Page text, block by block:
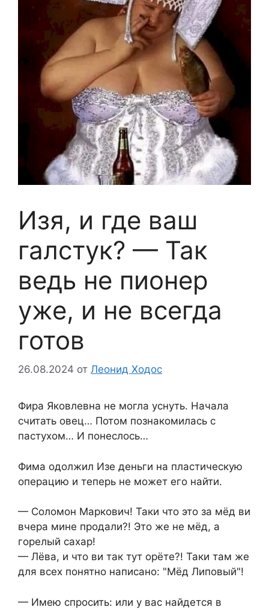
Изя, и где ваш
галстук? — Так
ведь не пионер
уже, и не всегда
готов
26.08.2024 от Леонид Ходос
Фира Яковлевна не могла уснуть. Начала
считать овец… Потом познакомилась с
пастухом… И понеслось…
Фима одолжил Изе деньги на пластическую
операцию и теперь не может его найти.
— Соломон Маркович! Таки что это за мёд ви
вчера мине продали?! Это же не мёд, а
горелый сахар!
— Лёва, и что ви так тут орёте?! Таки там же
для всех понятно написано: "Мёд Липовый"!
— Имею спросить: или у вас найдется в